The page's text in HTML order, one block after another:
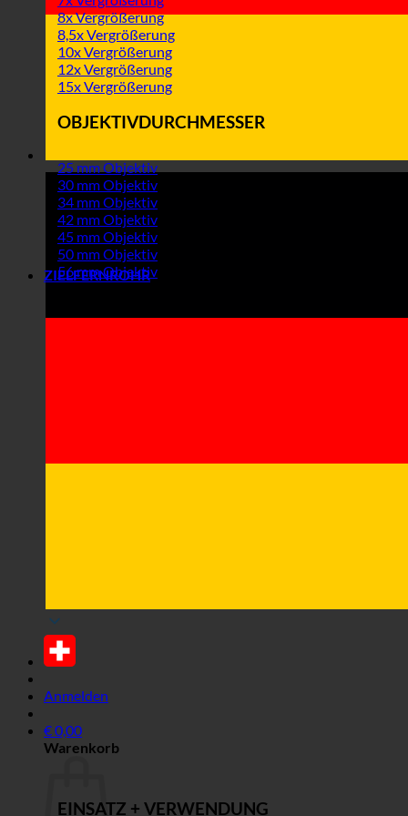
Anmelden
€0,00
Warenkorb
8x Vergrößerung
8,5x Vergrößerung
10x Vergrößerung
12x Vergrößerung
15x Vergrößerung
OBJEKTIVDURCHMESSER
25 mm Objektiv
30 mm Objektiv
34 mm Objektiv
42 mm Objektiv
45 mm Objektiv
50 mm Objektiv
56 mm Objektiv
ZIELFERNROHR
EINSATZ + VERWENDUNG